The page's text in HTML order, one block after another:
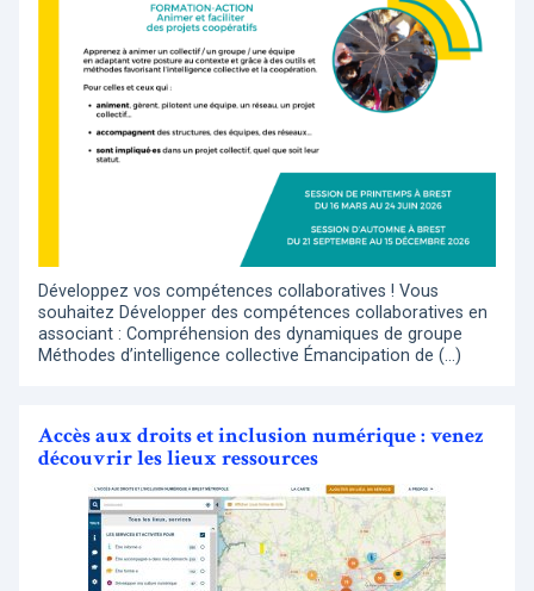
Développez vos compétences collaboratives ! Vous
souhaitez Développer des compétences collaboratives en
associant : Compréhension des dynamiques de groupe
Méthodes d’intelligence collective Émancipation de (…)
Accès aux droits et inclusion numérique : venez
découvrir les lieux ressources